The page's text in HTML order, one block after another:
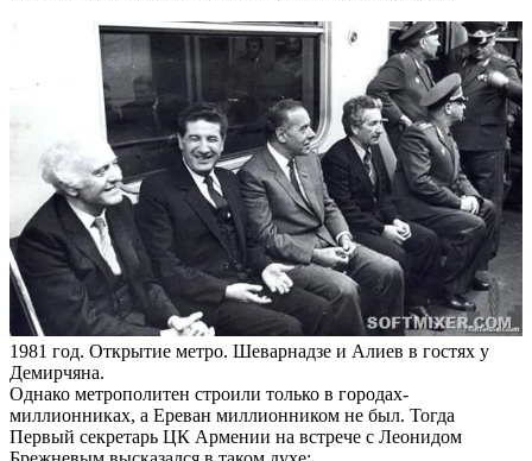
1981 год. Открытие метро. Шеварнадзе и Алиев в гостях у
Демирчяна.
Однако метрополитен строили только в городах-
миллионниках, а Ереван миллионником не был. Тогда
Первый секретарь ЦК Армении на встрече с Леонидом